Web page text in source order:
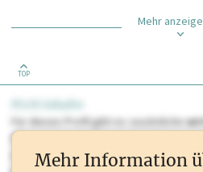
Mehr
TOP
PLUS Inhalte
Für dieses Profil gibt es zusätzliche
Sie momentan nicht einsehen können.
oder loggen Sie sich ein um diese
Mehr Information